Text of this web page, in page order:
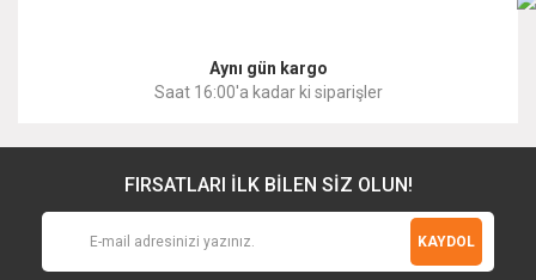
Aynı gün kargo
Saat 16:00'a kadar ki siparişler
FIRSATLARI İLK BİLEN SİZ OLUN!
KAYDOL